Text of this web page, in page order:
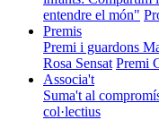
entendre el món"
Premis
Premi i guardons
Rosa Sensat Premi
Associa't
Suma't al
col·lectius